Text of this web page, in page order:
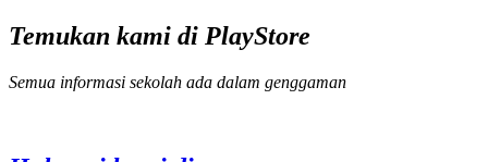
Temukan kami di PlayStore
Semua informasi sekolah ada dalam genggaman